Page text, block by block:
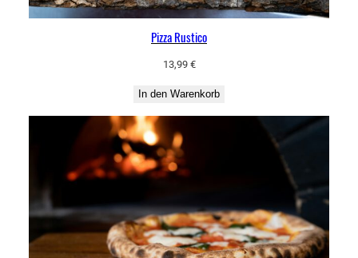
Pizza Rustico
13,99 €
In den Warenkorb